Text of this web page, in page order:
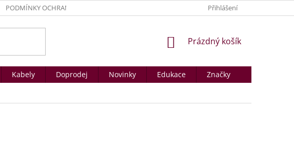
PODMÍNKY OCHRANY OSOBNÍCH ÚDAJŮ PRODÁVANÉ ZNAČKY KONTAKTY A
Přihlášení
NÁKUPNÍ
Prázdný košík
Kabely Doprodej Novinky Edukace
Značky